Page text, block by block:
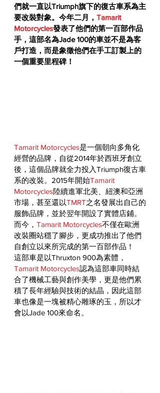
們就一直以Triumph旗下的復古車系為主
要改裝對象。今年二月， Tamarit
Motorcycles發表了他們的第一百部作品
手，這部名為Jade 100的車並不是為客
戶打造，而是象徵他們在手工訂製上的
一個重要里程碑！
Tamarit Motorcycles是一個朝向多角化
經營的品牌，自從2014年於西班牙創立
後，這個品牌就全力投入Triumph復古車
系的改裝。2015年開始Tamarit
Motorcycles陸續進軍北美、紐澳和亞洲
市場，甚至還以TMRT之名發展出自己的
服飾品牌，並於翌年開設了實體店鋪。
而今， Tamarit Motorcycles不僅在歐洲
改裝圈站穩了腳步，更成功推出了他們
自創立以來所完成的第一百部作品！
這部車是以Thruxton 900為素體，
Tamarit Motorcycles認為這部車同時結
合了機械工藝與創作美學，更是他們累
積了長年經驗與技術的結晶，因此這部
車也像是一塊被精心雕琢的玉，所以才
會以Jade 100來命名。